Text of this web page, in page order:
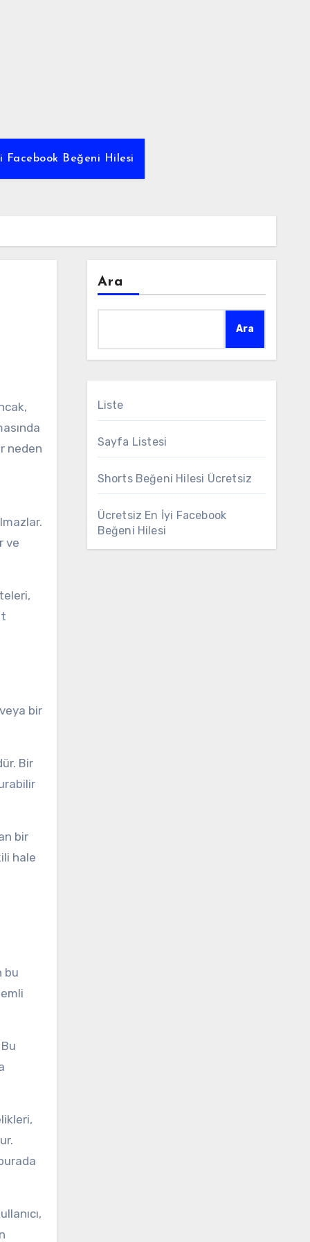
Facebook Beğeni Hilesi
neden
ve
bir
Bir
bir
hale
bu
Ara
Ara
Liste
Sayfa Listesi
Shorts Beğeni Hilesi Ücretsiz
Ücretsiz En İyi Facebook
Beğeni Hilesi